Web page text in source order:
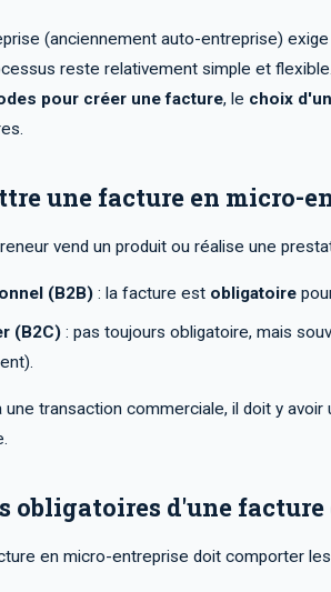
(anciennement auto-entreprise)
reste relativement simple et
pour créer une facture, le choix
une facture en micro-
vend un produit ou réalise une
(B2B): la facture est obligatoire
(B2C): pas toujours obligatoire, mais
une transaction commerciale, il doit y
obligatoires d'une
en micro-entreprise doit comporter